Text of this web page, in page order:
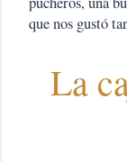
que nos gustó
La